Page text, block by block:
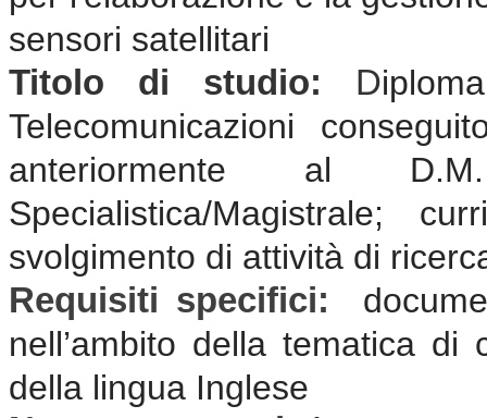
sensori satellitari
Titolo di studio: D
Telecomunicazioni
anteriormente al
Specialistica/Magistrale;
svolgimento di attività di
Requisiti specifici:
nell’ambito della tematica di
della lingua Inglese